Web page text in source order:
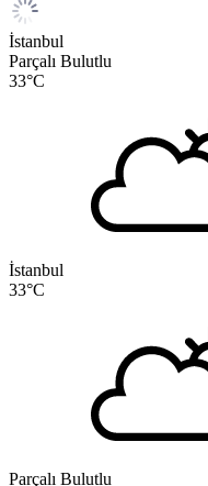
İstanbul
Parçalı Bulutlu
33°C
İstanbul
33°C
Parçalı Bulutlu